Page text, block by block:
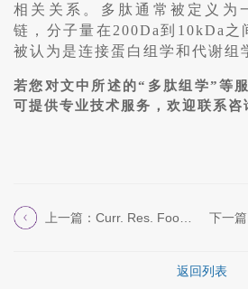
相关关系。多肽通常被定义为
链，分子量在200Da到10kDa之
被认为是连接蛋白组学和代谢组
若您对文中所述的“多肽组学”等
可提供专业技术服务，欢迎联系咨
返回列表